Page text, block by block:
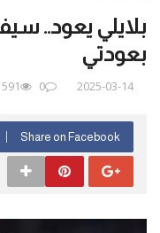
بلايلي يعود..
بعودتي
2025-03-14
0
591
Share on Facebook